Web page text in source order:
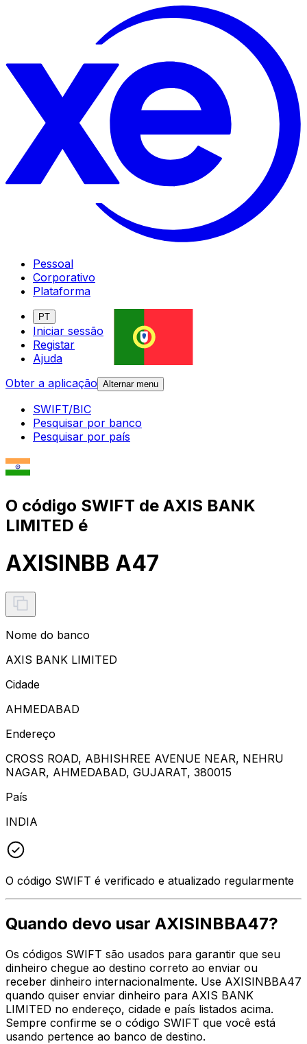
Pessoal
Corporativo
Plataforma
PT
Iniciar sessão
Registar
Ajuda
Obter a aplicação Alternar menu
SWIFT/BIC
Pesquisar por banco
Pesquisar por país
O código SWIFT de AXIS BANK
LIMITED é
AXISINBB A47
Nome do banco
AXIS BANK LIMITED
Cidade
AHMEDABAD
Endereço
CROSS ROAD, ABHISHREE AVENUE NEAR, NEHRU
NAGAR, AHMEDABAD, GUJARAT, 380015
País
INDIA
O código SWIFT é verificado e atualizado regularmente
Quando devo usar AXISINBBA47?
Os códigos SWIFT são usados para garantir que seu
dinheiro chegue ao destino correto ao enviar ou
receber dinheiro internacionalmente. Use AXISINBBA47
quando quiser enviar dinheiro para AXIS BANK
LIMITED no endereço, cidade e país listados acima.
Sempre confirme se o código SWIFT que você está
usando pertence ao banco de destino.